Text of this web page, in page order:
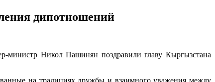
дипотношений
министр Никол Пашинян поздравили главу Кыргызстана
на традициях дружбы и взаимного уважения между